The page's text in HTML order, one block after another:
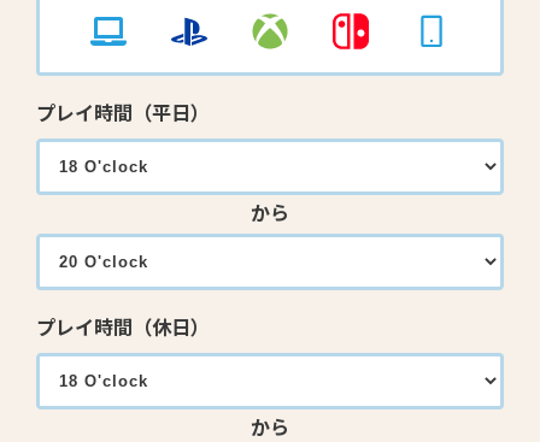
プレイ時間（平日）
から
プレイ時間（休日）
から